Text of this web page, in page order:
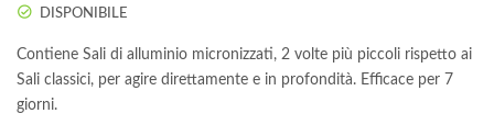
DISPONIBILE
Contiene Sali di alluminio micronizzati, 2 volte più piccoli rispetto ai
Sali classici, per agire direttamente e in profondità. Efficace per 7
giorni.